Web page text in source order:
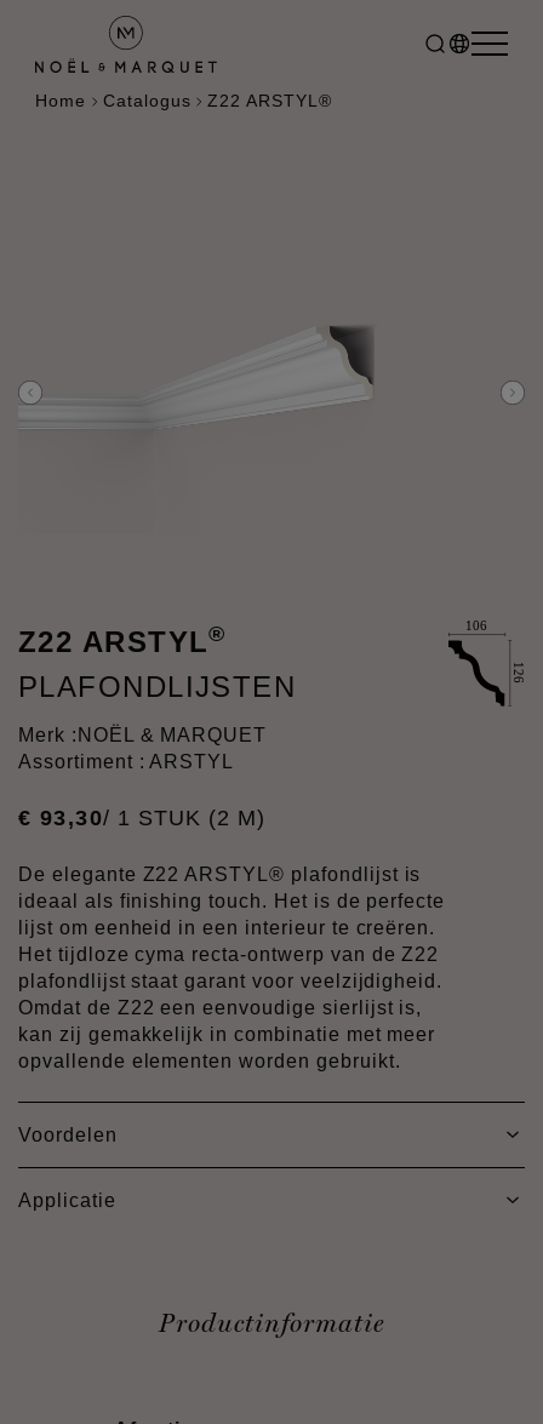
Home Catalogus Z22 ARSTYL®
Z22 ARSTYL®
PLAFONDLIJSTEN
Merk : NOËL & MARQUET
Assortiment : ARSTYL
€ 93,30/ 1 STUK (2 M)
De elegante Z22 ARSTYL® plafondlijst is
ideaal als finishing touch. Het is de perfecte
lijst om eenheid in een interieur te creëren.
Het tijdloze cyma recta-ontwerp van de Z22
plafondlijst staat garant voor veelzijdigheid.
Omdat de Z22 een eenvoudige sierlijst is,
kan zij gemakkelijk in combinatie met meer
opvallende elementen worden gebruikt.
Voordelen
Applicatie
Productinformatie